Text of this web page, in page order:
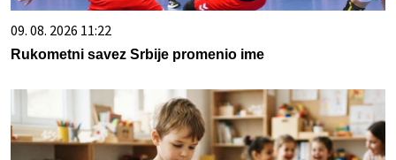
09. 08. 2026 11:22
Rukometni savez Srbije promenio ime